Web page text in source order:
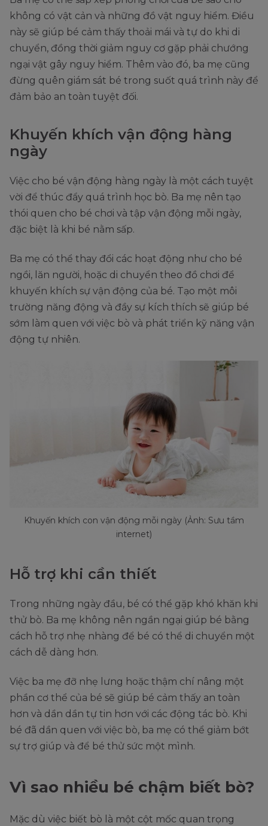
không có vật cản và những đồ vật nguy hiểm. Điều
này sẽ giúp bé cảm thấy thoải mái và tự do khi di
chuyển, đồng thời giảm nguy cơ gặp phải chướng
ngại vật gây nguy hiểm. Thêm vào đó, ba mẹ cũng
đừng quên giám sát bé trong suốt quá trình này để
đảm bảo an toàn tuyệt đối.
Khuyến khích vận động hàng
ngày
Việc cho bé vận động hàng ngày là một cách tuyệt
vời để thúc đẩy quá trình học bò. Ba mẹ nên tạo
thói quen cho bé chơi và tập vận động mỗi ngày,
đặc biệt là khi bé nằm sấp.
Ba mẹ có thể thay đổi các hoạt động như cho bé
ngồi, lăn người, hoặc di chuyển theo đồ chơi để
khuyến khích sự vận động của bé. Tạo một môi
trường năng động và đầy sự kích thích sẽ giúp bé
sớm làm quen với việc bò và phát triển kỹ năng vận
động tự nhiên.
Khuyến khích con vận động mỗi ngày (Ảnh: Sưu tầm
internet)
Hỗ trợ khi cần thiết
Trong những ngày đầu, bé có thể gặp khó khăn khi
thử bò. Ba mẹ không nên ngần ngại giúp bé bằng
cách hỗ trợ nhẹ nhàng để bé có thể di chuyển một
cách dễ dàng hơn.
Việc ba mẹ đỡ nhẹ lưng hoặc thậm chí nâng một
phần cơ thể của bé sẽ giúp bé cảm thấy an toàn
hơn và dần dần tự tin hơn với các động tác bò. Khi
bé đã dần quen với việc bò, ba mẹ có thể giảm bớt
sự trợ giúp và để bé thử sức một mình.
Vì sao nhiều bé chậm biết bò?
Mặc dù việc biết bò là một cột mốc quan trọng